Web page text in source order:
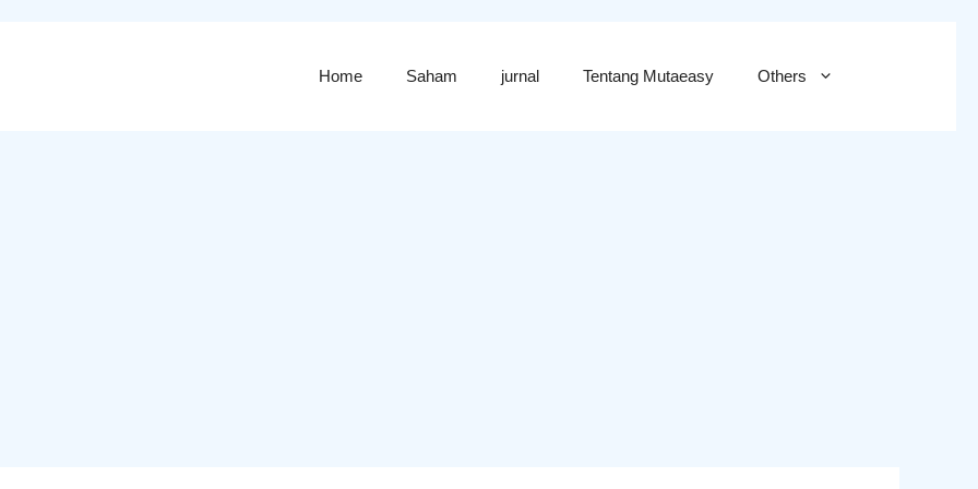
Home Saham jurnal Tentang Mutaeasy Others